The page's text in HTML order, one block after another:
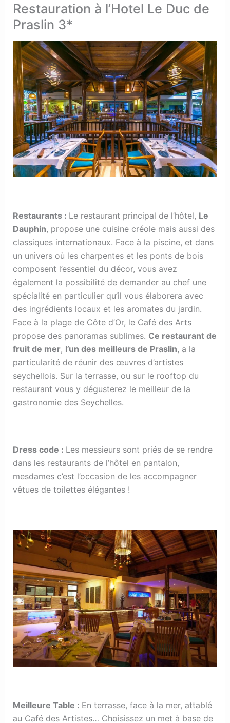
Restauration à l’Hotel Le Duc de
Praslin 3*
Restaurants : Le restaurant principal de l’hôtel, Le
Dauphin, propose une cuisine créole mais aussi des
classiques internationaux. Face à la piscine, et dans
un univers où les charpentes et les ponts de bois
composent l’essentiel du décor, vous avez
également la possibilité de demander au chef une
spécialité en particulier qu’il vous élaborera avec
des ingrédients locaux et les aromates du jardin.
Face à la plage de Côte d’Or, le Café des Arts
propose des panoramas sublimes. Ce restaurant de
fruit de mer, l’un des meilleurs de Praslin, a la
particularité de réunir des œuvres d’artistes
seychellois. Sur la terrasse, ou sur le rooftop du
restaurant vous y dégusterez le meilleur de la
gastronomie des Seychelles.
Dress code : Les messieurs sont priés de se rendre
dans les restaurants de l’hôtel en pantalon,
mesdames c’est l’occasion de les accompagner
vêtues de toilettes élégantes !
Meilleure Table : En terrasse, face à la mer, attablé
au Café des Artistes… Choisissez un met à base de